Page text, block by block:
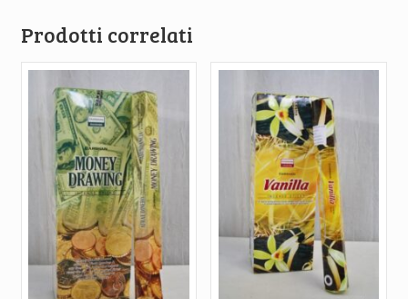
Prodotti correlati